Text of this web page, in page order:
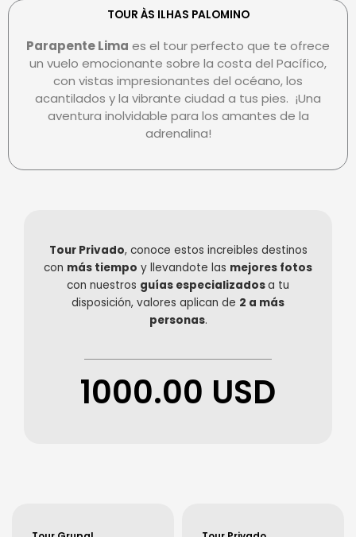
r
c
a
r
d
s
-
c
l
u
b
-
p
a
y
TOUR ÀS ILHAS PALOMINO
ParapenteLima es el tour perfecto que te ofrece
un vuelo emocionante sobre la costa del Pacífico,
con vistas impresionantes del océano, los
acantilados y la vibrante ciudad a tus pies. ¡Una
aventura inolvidable para los amantes de la
adrenalina!
Tour Privado, conoce estos increibles destinos
con más tiempo y llevandote las mejores fotos
con nuestros guías especializadosa tu
disposición, valores aplican de 2 a más
personas.
1000.00 USD